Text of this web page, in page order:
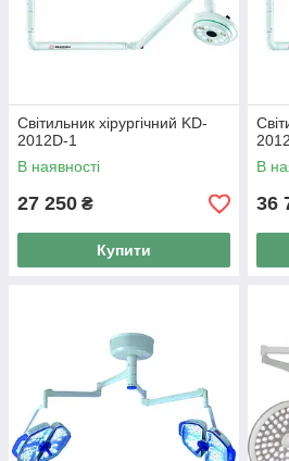
Світильник хірургічний KD-
2012D-1
В наявності
27 250 ₴
Купити
В
36